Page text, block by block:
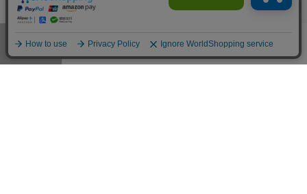
電話でご相談
※年末年始等除く
固定電話から 携帯・IP電話から（有料）